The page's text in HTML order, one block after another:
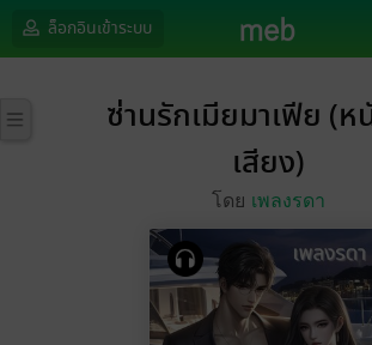
ล็อกอินเข้าระบบ
ซ่านรักเมียมาเฟีย (ห
เสียง)
โดย เพลงรดา